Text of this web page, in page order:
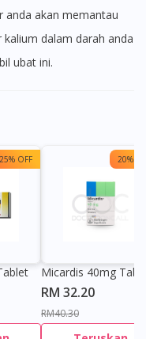
akan memantau
dalam darah anda
ubat ini.
25% OFF 20%
Micardis 40mg
RM 32.20
RM40.30